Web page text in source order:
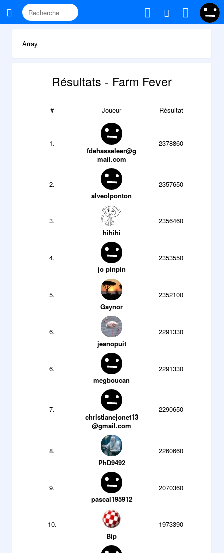
Array
Résultats - Farm Fever
# Joueur Résultat
1.
fdehasseleer@g
mail.com
2378860
2.
alveolponton
2357650
3.
hihihi
2356460
4.
jo pinpin
2353550
5.
Gaynor
2352100
6.
jeanopuit
2291330
6.
megboucan
2291330
7.
christianejonet13
@gmail.com
2290650
8.
PhD9492
2260660
9.
pascal195912
2070360
10.
Bip
1973390